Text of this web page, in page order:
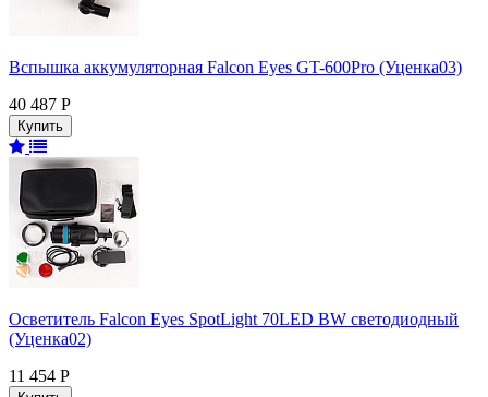
Вспышка аккумуляторная Falcon Eyes GT-600Pro (Уценка03)
40 487 Р
Осветитель Falcon Eyes SpotLight 70LED BW светодиодный
(Уценка02)
11 454 Р